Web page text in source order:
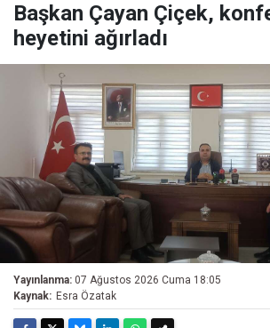
Başkan Çayan Çiçek,
heyetini ağırladı
Yayınlanma: 07 Ağustos 2026 Cuma 18:05
Kaynak: Esra Özatak